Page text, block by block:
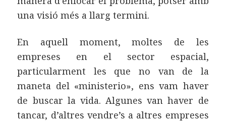
una visió més a llarg termini.
En aquell moment, moltes de les
empreses en el sector espacial,
particularment les que no van de la
maneta del «ministerio», ens vam haver
de buscar la vida. Algunes van haver de
tancar, d’altres vendre’s a altres empreses